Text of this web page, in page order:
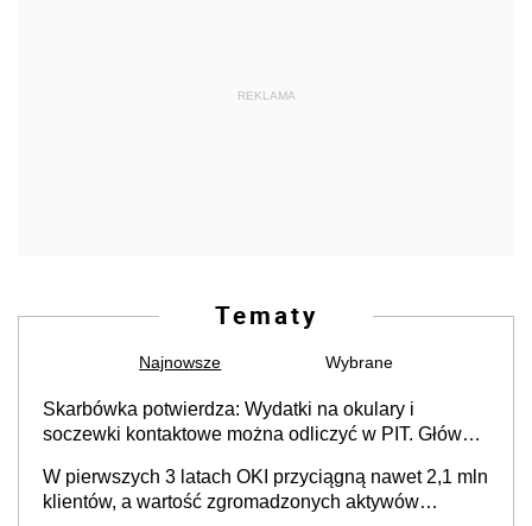
REKLAMA
Tematy
Najnowsze Wybrane
Skarbówka potwierdza: Wydatki na okulary i
soczewki kontaktowe można odliczyć w PIT. Główny
Częściowe dofinansowanie (np. z zfśs) pomniejsza
odliczenie
W pierwszych 3 latach OKI przyciągną nawet 2,1 mln
klientów, a wartość zgromadzonych aktywów